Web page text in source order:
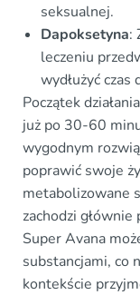
seksualnej.
Dapoksetyna:
leczeniu
wydłużyć
Początek
już po 30-60
wygodnym
poprawić swoje
metabolizowane
zachodzi głównie
Super Avana
substancjami, co
kontekście